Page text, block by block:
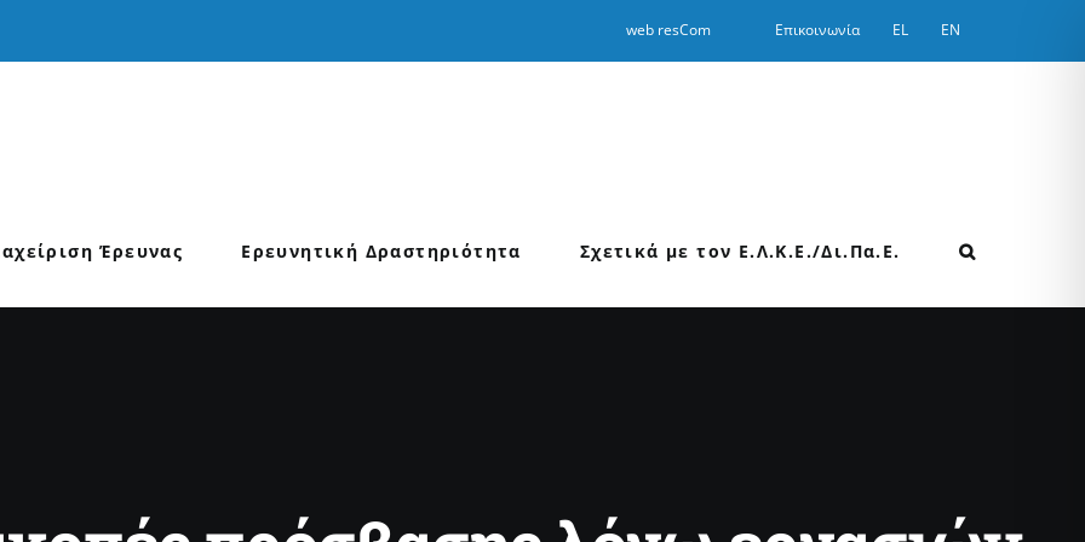
web resCom Επικοινωνία EL EN
Έρευνας Ερευνητική Δραστηριότητα Σχετικά με τον Ε.Λ.Κ.Ε./Δι.Πα.Ε.